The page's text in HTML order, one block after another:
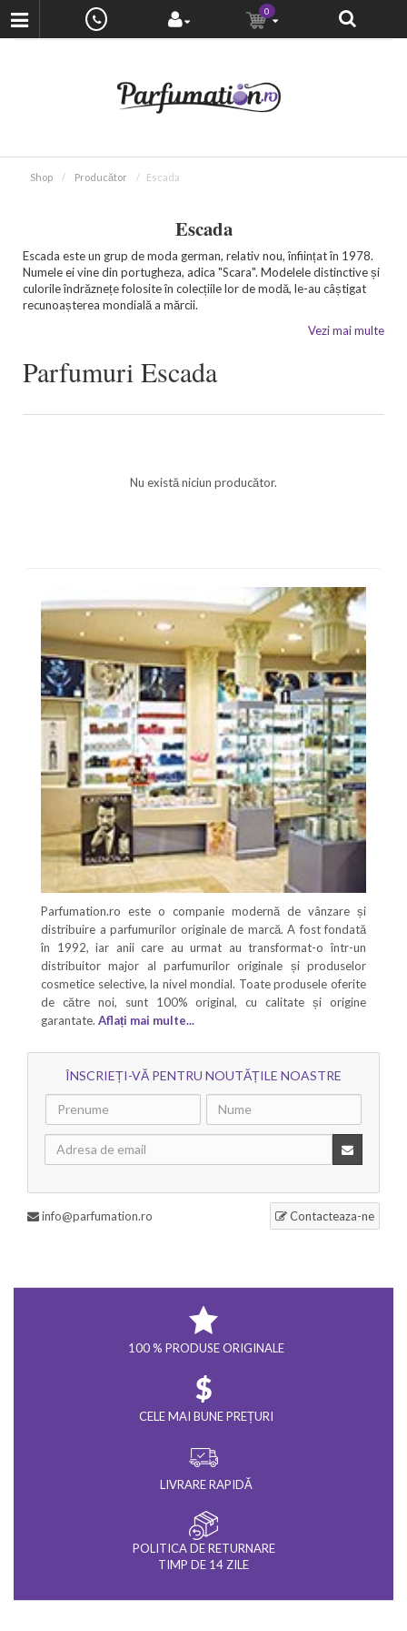
0
Shop Producător Escada
Escada
Escada este un grup de moda german, relativ nou, înființat în 1978.
Numele ei vine din portugheza, adica "Scara". Modelele distinctive și
culorile îndrăznețe folosite în colecțiile lor de modă, le-au câștigat
recunoașterea mondială a mărcii.
Vezi mai multe
Parfumuri Escada
Nu există niciun producător.
Parfumation.ro este o companie modernă de vânzare și
distribuire a parfumurilor originale de marcă. A fost fondată
în 1992, iar anii care au urmat au transformat-o într-un
distribuitor major al parfumurilor originale și produselor
cosmetice selective, la nivel mondial. Toate produsele oferite
de către noi, sunt 100% original, cu calitate și origine
garantate. Aflați mai multe...
ÎNSCRIEȚI-VĂ PENTRU NOUTĂȚILE NOASTRE
Contacteaza-ne
info@parfumation.ro
100 % PRODUSE ORIGINALE
CELE MAI BUNE PREȚURI
LIVRARE RAPIDĂ
POLITICA DE RETURNARE
TIMP DE 14 ZILE